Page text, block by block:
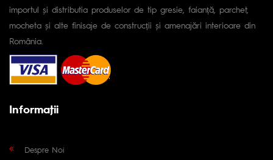
importul și distributia produselor de tip gresie, faianță, parchet,
mocheta și alte finisaje de construcții și amenajări interioare din
România.
Informaţii
Despre Noi